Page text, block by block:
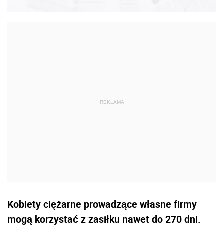
Kobiety ciężarne prowadzące własne firmy
mogą korzystać z zasiłku nawet do 270 dni.